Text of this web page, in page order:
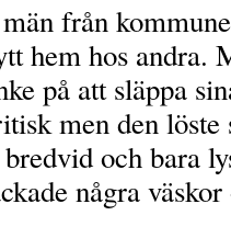
från
hem hos andra.
på att släppa
men den löste
och bara
några